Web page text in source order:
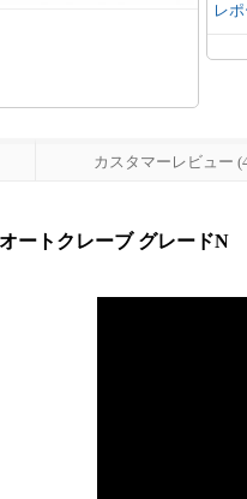
レ
カスタマーレビュー
ートクレーブ グレードN